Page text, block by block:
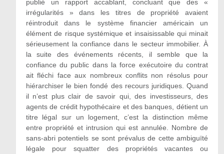
publié un rapport accablant, concluant que des «
irrégularités » dans les titres de propriété avaient
réintroduit dans le système financier américain un
élément de risque systémique et insaisissable qui minait
sérieusement la confiance dans le secteur immobilier. À
la suite des événements récents, il semble que la
confiance du public dans la force exécutoire du contrat
ait fléchi face aux nombreux conflits non résolus pour
hiérarchiser le bien fondé des recours juridiques. Quand
il n’est plus clair de savoir qui, des investisseurs, des
agents de crédit hypothécaire et des banques, détient un
titre légal sur un logement, c’est la distinction même
entre propriété et intrusion qui est annulée. Nombre de
sans-abri potentiels se sont prévalus de cette ambiguïté
légale pour squatter des propriétés vacantes ou